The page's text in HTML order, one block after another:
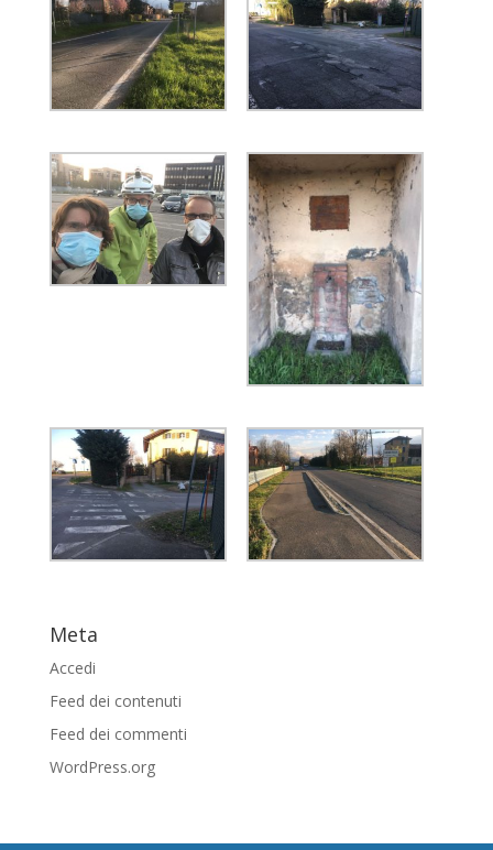
Meta
Accedi
Feed dei contenuti
Feed dei commenti
WordPress.org